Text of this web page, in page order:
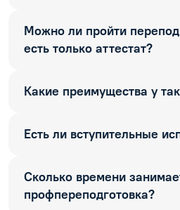
Можно ли пройти
есть только аттестат?
Какие преимущества у
Есть ли вступительные
Сколько времени
профпереподготовка?